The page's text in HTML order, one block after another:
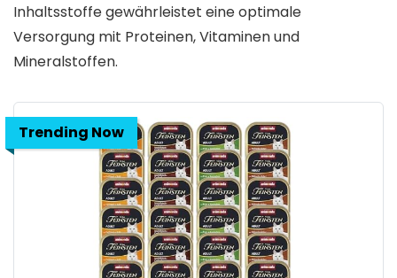
Inhaltsstoffe gewährleistet eine optimale
Versorgung mit Proteinen, Vitaminen und
Mineralstoffen.
Trending Now